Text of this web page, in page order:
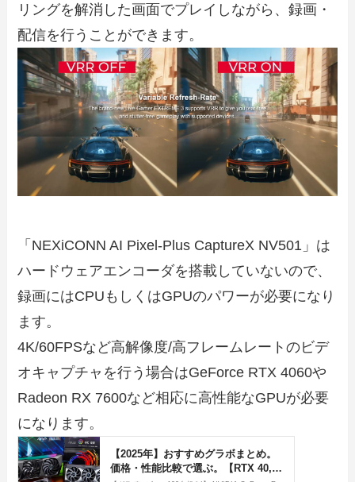
リングを解消した画面でプレイしながら、録画・
配信を行うことができます。
「NEXiCONN AI Pixel-Plus CaptureX NV501」は
ハードウェアエンコーダを搭載していないので、
録画にはCPUもしくはGPUのパワーが必要になり
ます。
4K/60FPSなど高解像度/高フレームレートのビデ
オキャプチャを行う場合はGeForce RTX 4060や
Radeon RX 7600など相応に高性能なGPUが必要
になります。